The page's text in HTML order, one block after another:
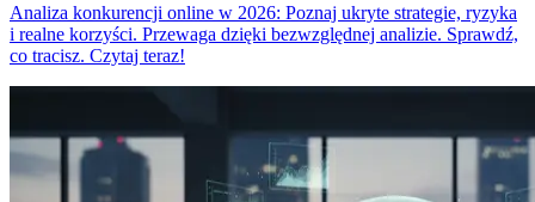
Analiza konkurencji online w 2026: Poznaj ukryte strategie, ryzyka
i realne korzyści. Przewaga dzięki bezwzględnej analizie. Sprawdź,
co tracisz. Czytaj teraz!